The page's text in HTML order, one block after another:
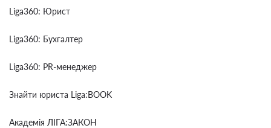
Liga360: Юрист
Liga360: Бухгалтер
Liga360: PR-менеджер
Знайти юриста Liga:BOOK
Академія ЛІГА:ЗАКОН